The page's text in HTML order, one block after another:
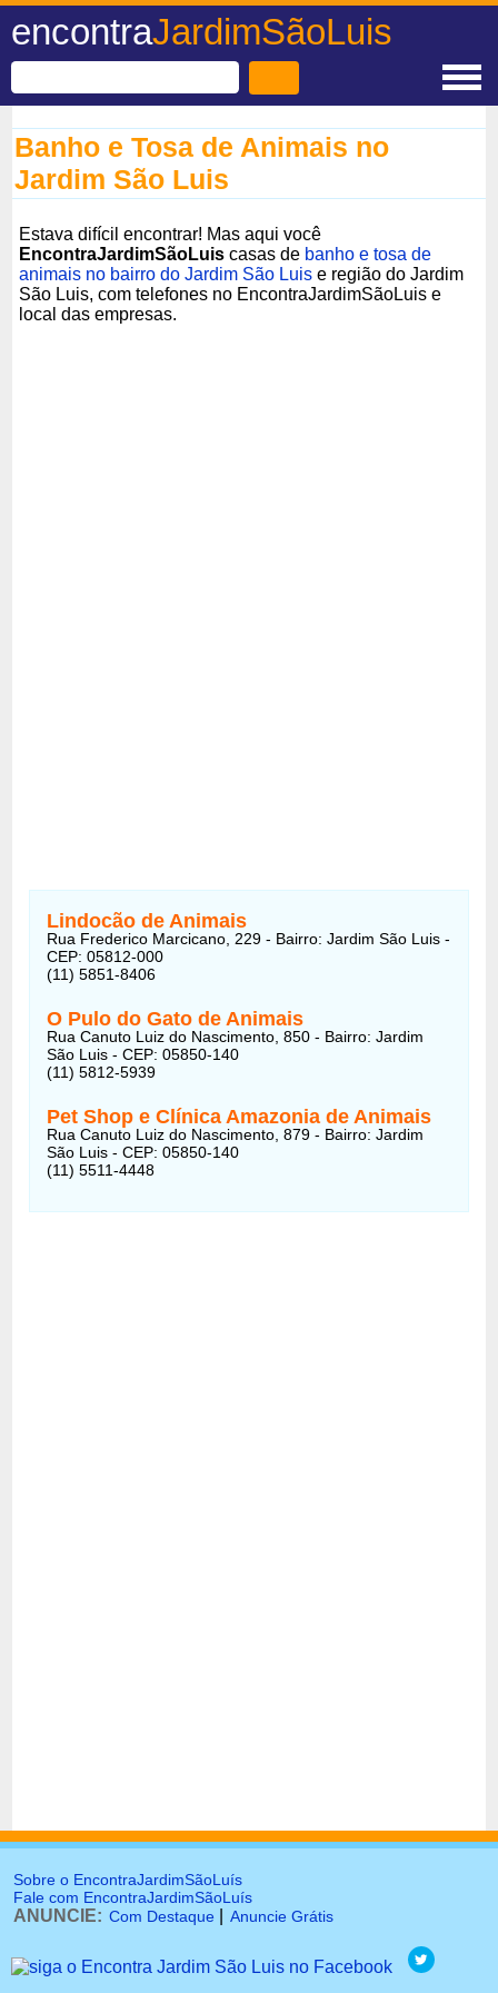
encontraJardimSãoLuis
Banho e Tosa de Animais no
Jardim São Luis
Estava difícil encontrar! Mas aqui você
EncontraJardimSãoLuis casas de banho e tosa de
animais no bairro do Jardim São Luis e região do Jardim
São Luis, com telefones no EncontraJardimSãoLuis e
local das empresas.
Lindocão de Animais
Rua Frederico Marcicano, 229 - Bairro: Jardim São Luis -
CEP: 05812-000
(11) 5851-8406
O Pulo do Gato de Animais
Rua Canuto Luiz do Nascimento, 850 - Bairro: Jardim
São Luis - CEP: 05850-140
(11) 5812-5939
Pet Shop e Clínica Amazonia de Animais
Rua Canuto Luiz do Nascimento, 879 - Bairro: Jardim
São Luis - CEP: 05850-140
(11) 5511-4448
Sobre o EncontraJardimSãoLuís
Fale com EncontraJardimSãoLuís
ANUNCIE: Com Destaque Anuncie Grátis